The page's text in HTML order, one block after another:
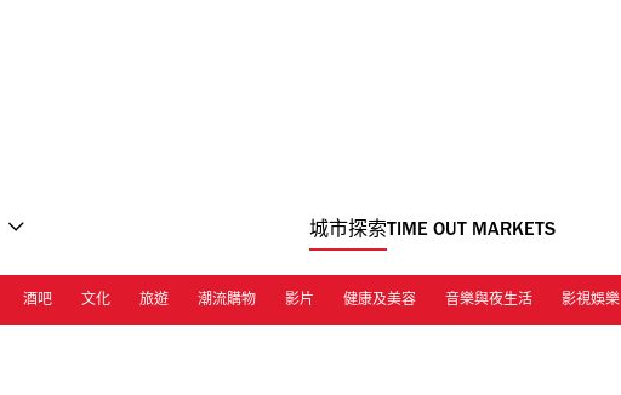
城市探索TIME OUT MARKETS
酒吧 文化 旅遊 潮流購物 影片 健康及美容 音樂與夜生活 影視娛樂